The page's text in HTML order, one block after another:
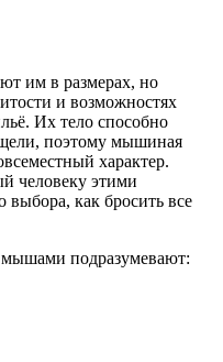
им в размерах, но
и возможностях
Их тело способно
щели, поэтому мышиная
характер.
человеку этими
выбора, как бросить все
подразумевают: